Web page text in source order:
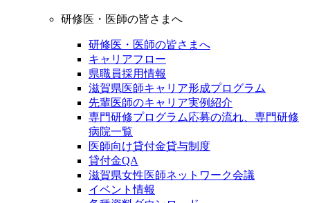
研修医・医師の皆さまへ
研修医・医師の皆さまへ
キャリアフロー
県職員採用情報
滋賀県医師キャリア形成プログラム
先輩医師のキャリア実例紹介
専門研修プログラム応募の流れ、専門研修
病院一覧
医師向け貸付金貸与制度
貸付金QA
滋賀県女性医師ネットワーク会議
イベント情報